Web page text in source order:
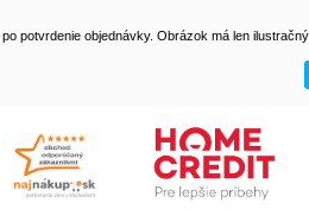
potvrdenie objednávky. Obrázok má len